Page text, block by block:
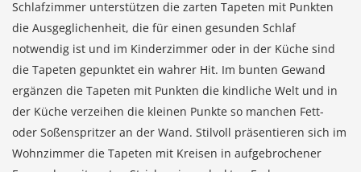
Schlafzimmer unterstützen die zarten Tapeten mit Punkten
die Ausgeglichenheit, die für einen gesunden Schlaf
notwendig ist und im Kinderzimmer oder in der Küche sind
die Tapeten gepunktet ein wahrer Hit. Im bunten Gewand
ergänzen die Tapeten mit Punkten die kindliche Welt und in
der Küche verzeihen die kleinen Punkte so manchen Fett-
oder Soßenspritzer an der Wand. Stilvoll präsentieren sich im
Wohnzimmer die Tapeten mit Kreisen in aufgebrochener